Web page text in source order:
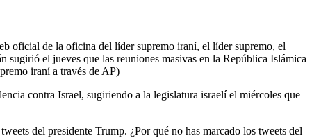
oficial de la oficina del líder supremo iraní, el líder supremo, el
el jueves que las reuniones masivas en la República Islámica
iraní a través de AP)
contra Israel, sugiriendo a la legislatura israelí el miércoles que
del presidente Trump. ¿Por qué no has marcado los tweets del